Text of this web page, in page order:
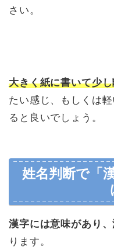
さい。
大きく紙に書いて少
たい感じ、もしくは
ると良いでしょう。
姓名判断で「
漢字には意味があり
ります。